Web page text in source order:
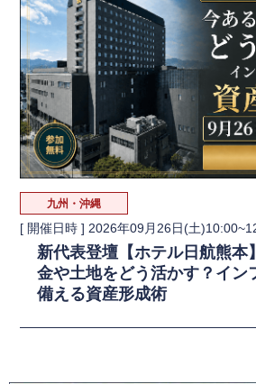
九州・沖縄
[ 開催日時 ] 2026年09月26日(土
新代表登壇【ホテル日航熊本
金や土地をどう活かす？イン
備える資産形成術